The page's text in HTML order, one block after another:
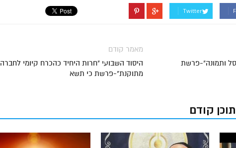
Twitter
מאמר קודם
היסוד השבועי "חרות היחיד כהכרח קיומי לחברה
מתוקנת"-פרשת כי תשא
ותמונה"-פרשת
תוכן קודם